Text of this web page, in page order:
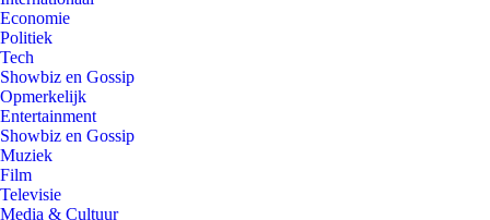
Economie
Politiek
Tech
Showbiz en Gossip
Opmerkelijk
Entertainment
Showbiz en Gossip
Muziek
Film
Televisie
Media & Cultuur